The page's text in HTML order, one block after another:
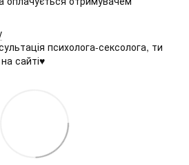
психолога-сексолога, ти
сайті♥